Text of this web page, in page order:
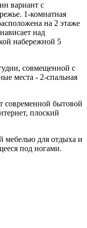
вариант с
1-комнатная
на 2 этаже
над
набережной 5
совмещенной с
места - 2-спальная
современной бытовой
плоский
мебелью для отдыха и
под ногами.